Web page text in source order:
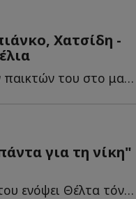
Χατσίδη -
Χαρούμενος για την ενέργεια των παικτών του στο ματς μ...
για τη νίκη"
Ο Ιταλός στόπερ στις δηλώσεις του ενόψει Θέλτα τόνισε ό...